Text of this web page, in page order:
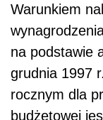
Warunkiem
na podstawie
grudnia 1997
rocznym dla
budżetowej